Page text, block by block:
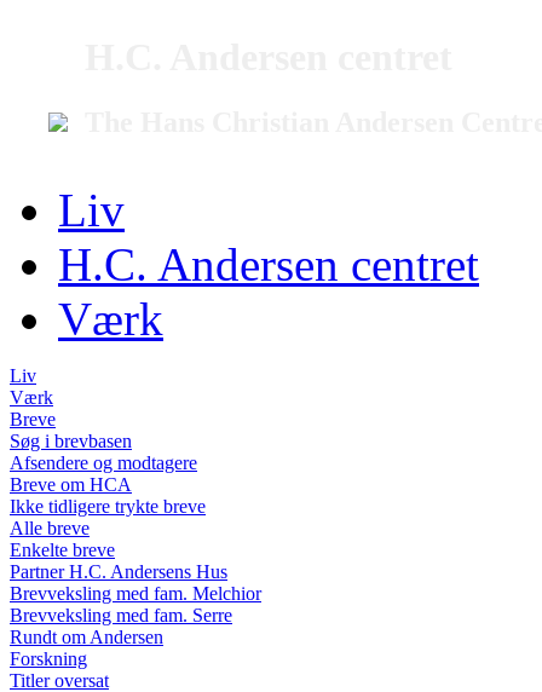
Liv
H.C. Andersen centret
Værk
Liv
Værk
Breve
Søg i brevbasen
Afsendere og modtagere
Breve om HCA
Ikke tidligere trykte breve
Alle breve
Enkelte breve
Partner H.C. Andersens Hus
Brevveksling med fam. Melchior
Brevveksling med fam. Serre
Rundt om Andersen
Forskning
Titler oversat